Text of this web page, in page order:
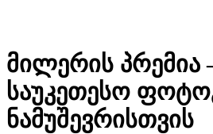
მილერის პრემია
საუკეთესო
ნამუშევრისთვის